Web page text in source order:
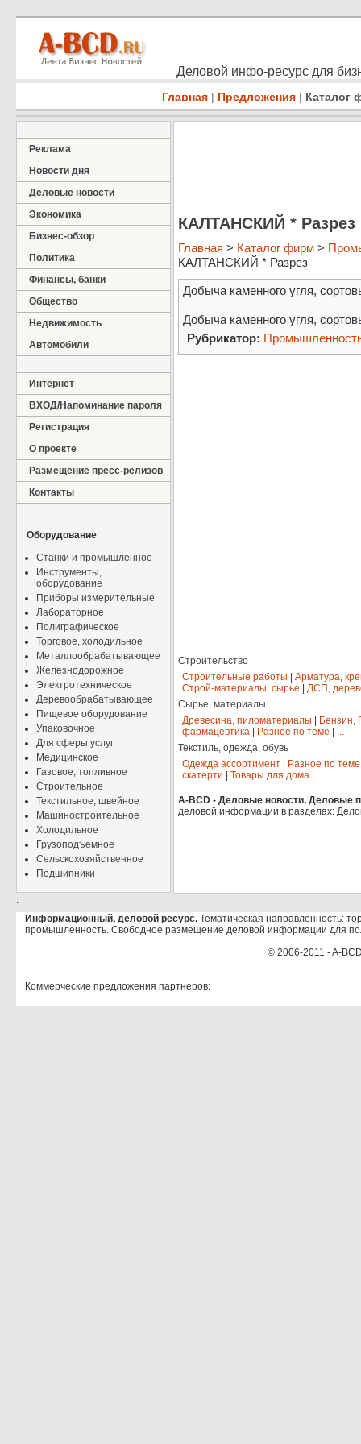
Деловой инфо-ресурс для
Главная | Предложения | Каталог
Реклама
Новости дня
Деловые новости
Экономика
Бизнес-обзор
Политика
Финансы, банки
Общество
Недвижимость
Автомобили
Интернет
ВХОД/Напоминание пароля
Регистрация
О проекте
Размещение пресс-релизов
Контакты
Оборудование
Станки и промышленное
Инструменты,
оборудование
Приборы измерительные
Лабораторное
Полиграфическое
Торговое, холодильное
Металлообрабатывающее
Железнодорожное
Электротехническое
Деревообрабатывающее
Пищевое оборудование
Упаковочное
Для сферы услуг
Медицинское
Газовое, топливное
Строительное
Текстильное, швейное
Машиностроительное
Холодильное
Грузоподъемное
Сельскохозяйственное
Подшипники
КАЛТАНСКИЙ * Разрез
Главная > Каталог фирм >
КАЛТАНСКИЙ * Разрез
Добыча каменного угля,
Добыча каменного угля,
Рубрикатор:
Строительство
Строительные работы
Арматура,
Строй-материалы, сырье
ДСП,
Сырье, материалы
Древесина, пиломатериалы
Бензин,
фармацевтика
Разное по теме
...
Текстиль, одежда, обувь
Одежда ассортимент
Разное по теме
скатерти
Товары для дома ...
A-BCD - Деловые новости, Деловые
деловой информации в разделах:
.
Информационный, деловой ресурс. Тематическая направленность:
промышленность. Свободное размещение деловой информации для
© 2006-2011 - A-
Коммерческие предложения партнеров: